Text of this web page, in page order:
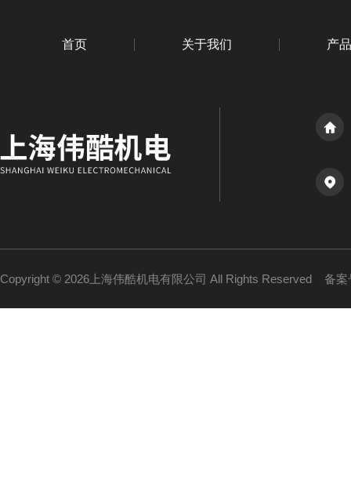
首页 关于我们 产
Copyright © 2026上海伟酷机电有限公司 All Rights Reserved 备案